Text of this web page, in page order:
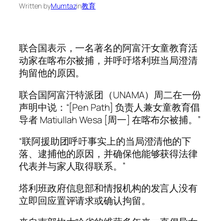
Written byMumtazin教育
联合国表示，一名著名的阿富汗女童教育活
动家在喀布尔被捕，并呼吁塔利班当局澄清
拘留他的原因。
联合国阿富汗特派团（UNAMA）周二在一份
声明中说：“[Pen Path] 负责人兼女童教育倡
导者 Matiullah Wesa [周一] 在喀布尔被捕。”
“联阿援助团呼吁事实上的当局澄清他的下
落、逮捕他的原因，并确保他能够获得法律
代表并与家人取得联系。”
塔利班政府信息部和情报机构的发言人没有
立即回应置评请求或确认拘留。